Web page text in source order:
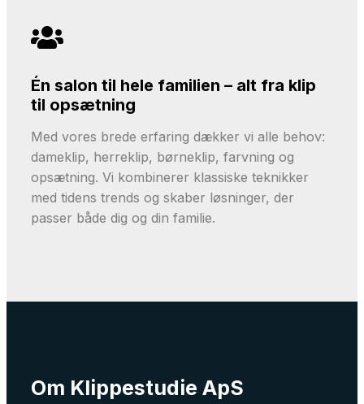
Én salon til hele familien – alt fra klip
til opsætning
Med vores brede erfaring dækker vi alle behov:
dameklip, herreklip, børneklip, farvning og
opsætning. Vi kombinerer klassiske teknikker
med tidens trends og skaber løsninger, der
passer både dig og din familie.
Om Klippestudie ApS